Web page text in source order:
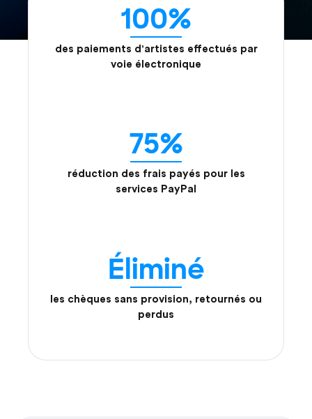
100%
des paiements d'artistes effectués par
voie électronique
75%
réduction des frais payés pour les
services PayPal
Éliminé
les chèques sans provision, retournés ou
perdus